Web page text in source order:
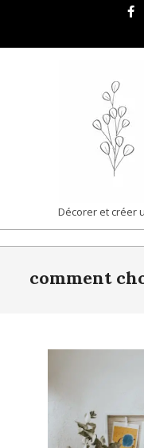
content
COCON
|
LIVING
Décorer et créer
Navigationcomment